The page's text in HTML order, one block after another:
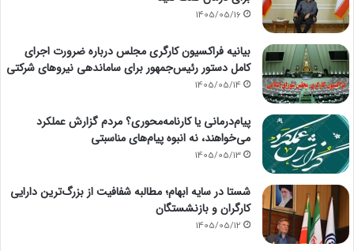
1405/05/16
بیانیه فراکسیون کارگری مجلس درباره ضرورت اجرای
کامل دستور رئیس‌جمهور برای ساماندهی نیروهای شرکتی
1405/05/14
پیام‌درمانی یا کارنامه‌محوری؟ مردم گزارش عملکرد
می‌خواهند، نه انبوه پیام‌های مناسبتی
1405/05/13
شستا در سایه ابهام؛ مطالبه شفافیت از بزرگ‌ترین دارایی
کارگران و بازنشستگان
1405/05/12